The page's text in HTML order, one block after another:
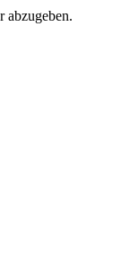
abzugeben.